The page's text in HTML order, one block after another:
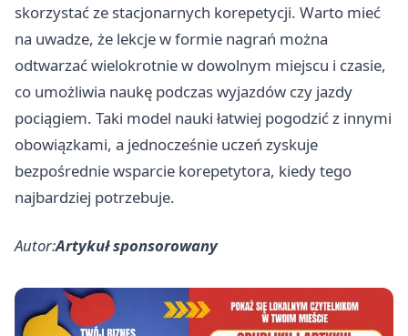
skorzystać ze stacjonarnych korepetycji. Warto mieć
na uwadze, że lekcje w formie nagrań można
odtwarzać wielokrotnie w dowolnym miejscu i czasie,
co umożliwia naukę podczas wyjazdów czy jazdy
pociągiem. Taki model nauki łatwiej pogodzić z innymi
obowiązkami, a jednocześnie uczeń zyskuje
bezpośrednie wsparcie korepetytora, kiedy tego
najbardziej potrzebuje.
Autor:Artykuł sponsorowany